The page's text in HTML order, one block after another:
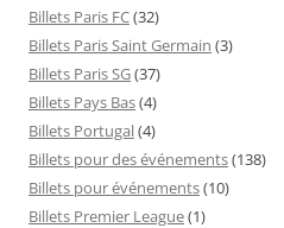
Billets Paris FC(32)
Billets Paris Saint Germain (3)
Billets Paris SG(37)
Billets Pays Bas(4)
Billets Portugal(4)
Billets pour des événements(138)
Billets pour événements(10)
Billets Premier League(1)